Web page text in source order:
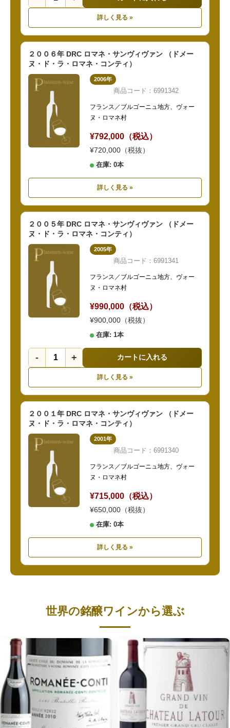
詳しく見る »
２００６年 DRC ロマネ・サンヴィヴァン （ドメー
ヌ・ド・ラ・ロマネ・コンティ）
2006年
商品コード：6991342
フランス／ブルゴーニュ地方、ヴォー
ヌ・ロマネ村
¥792,000（税込）
¥720,000（税抜）
在庫: 0本
詳しく見る »
２００５年 DRC ロマネ・サンヴィヴァン （ドメー
ヌ・ド・ラ・ロマネ・コンティ）
2005年
商品コード：6991341
フランス／ブルゴーニュ地方、ヴォー
ヌ・ロマネ村
¥990,000（税込）
¥900,000（税抜）
在庫: 1本
- + カートに入れる
詳しく見る »
２００１年 DRC ロマネ・サンヴィヴァン （ドメー
ヌ・ド・ラ・ロマネ・コンティ）
2001年
商品コード：6991340
フランス／ブルゴーニュ地方、ヴォー
ヌ・ロマネ村
¥715,000（税込）
¥650,000（税抜）
在庫: 0本
詳しく見る »
世界の銘醸ワインから選ぶ